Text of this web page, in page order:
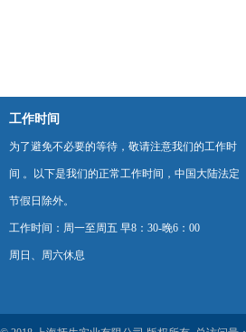
工作时间
为了避免不必要的等待，敬请注意我们的工作时
间 。以下是我们的正常工作时间，中国大陆法定
节假日除外。
工作时间：周一至周五 早8：30-晚6：00
周日、周六休息